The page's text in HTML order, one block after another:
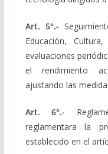
Art. 5°.-
Educación,
evaluaciones
el rendimiento
ajustando las
Art. 6°.-
reglamentara la
establecido en el